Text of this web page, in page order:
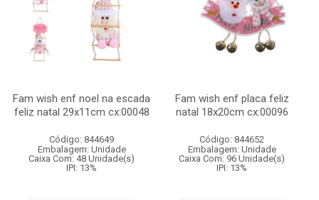
Fam wish enf noel na escada
feliz natal 29x11cm cx:00048
Código: 844649
Embalagem: Unidade
Caixa Com: 48 Unidade(s)
IPI: 13%
Fam wish enf placa feliz
natal 18x20cm cx:00096
Código: 844652
Embalagem: Unidade
Caixa Com: 96 Unidade(s)
IPI: 13%